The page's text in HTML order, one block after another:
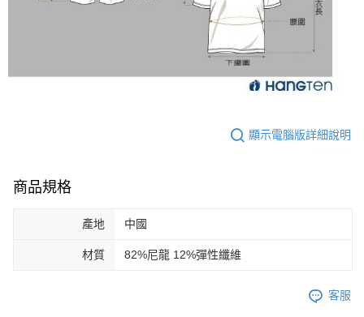
顯示電腦版詳細說明
商品規格
產地 中國
材質 82%尼龍 12%彈性纖維
客服